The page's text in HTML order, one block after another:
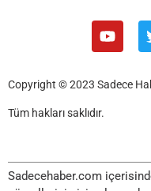
Copyright © 2023 Sadece
Tüm hakları saklıdır.
Sadecehaber.com